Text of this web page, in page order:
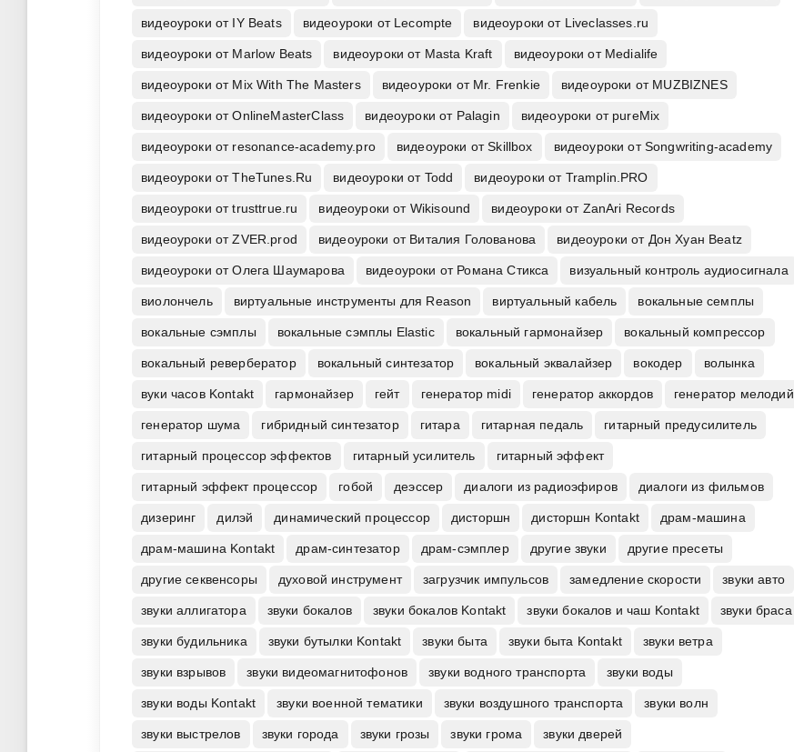
видеоуроки от IY Beats видеоуроки от Lecompte видеоуроки от Liveclasses.ru
видеоуроки от Marlow Beats видеоуроки от Masta Kraft видеоуроки от Medialife
видеоуроки от Mix With The Masters видеоуроки от Mr. Frenkie видеоуроки от MUZBIZNES
видеоуроки от OnlineMasterClass видеоуроки от Palagin видеоуроки от pureMix
видеоуроки от resonance-academy.pro видеоуроки от Skillbox видеоуроки от Songwriting-academy
видеоуроки от TheTunes.Ru видеоуроки от Todd видеоуроки от Tramplin.PRO
видеоуроки от trusttrue.ru видеоуроки от Wikisound видеоуроки от ZanAri Records
видеоуроки от ZVER.prod видеоуроки от Виталия Голованова видеоуроки от Дон Хуан Beatz
видеоуроки от Олега Шаумарова видеоуроки от Романа Стикса визуальный контроль аудиосигнала
виолончель виртуальные инструменты для Reason виртуальный кабель вокальные семплы
вокальные сэмплы вокальные сэмплы Elastic вокальный гармонайзер вокальный компрессор
вокальный ревербератор вокальный синтезатор вокальный эквалайзер вокодер волынка
вуки часов Kontakt гармонайзер гейт генератор midi генератор аккордов генератор мелодий
генератор шума гибридный синтезатор гитара гитарная педаль гитарный предусилитель
гитарный процессор эффектов гитарный усилитель гитарный эффект
гитарный эффект процессор гобой деэссер диалоги из радиоэфиров диалоги из фильмов
дизеринг дилэй динамический процессор дисторшн дисторшн Kontakt драм-машина
драм-машина Kontakt драм-синтезатор драм-сэмплер другие звуки другие пресеты
другие секвенсоры духовой инструмент загрузчик импульсов замедление скорости звуки авто
звуки аллигатора звуки бокалов звуки бокалов Kontakt звуки бокалов и чаш Kontakt звуки браса
звуки будильника звуки бутылки Kontakt звуки быта звуки быта Kontakt звуки ветра
звуки взрывов звуки видеомагнитофонов звуки водного транспорта звуки воды
звуки воды Kontakt звуки военной тематики звуки воздушного транспорта звуки волн
звуки выстрелов звуки города звуки грозы звуки грома звуки дверей